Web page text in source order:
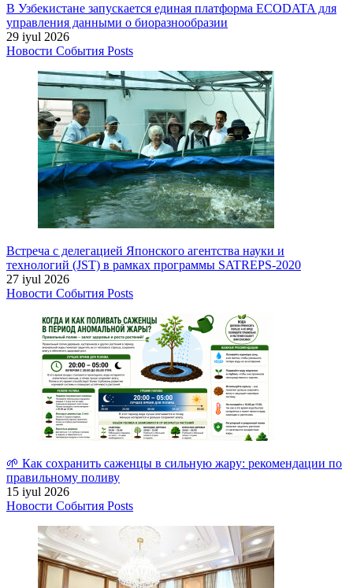
В Узбекистане запускается единая платформа ECODATA для
управления данными о биоразнообразии
29 iyul 2026
Новости События Posts
Встреча с делегацией Японского агентства науки и
технологий (JST) в рамках программы SATREPS-2020
27 iyul 2026
Новости События Posts
🌱 Как сохранить саженцы в сильную жару: рекомендации по
правильному поливу
15 iyul 2026
Новости События Posts